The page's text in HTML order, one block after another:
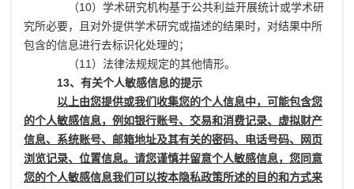
（10）学术研究机构基于公共利益开展统计或学术研
究所必要，且对外提供学术研究或描述的结果时，对结果中所
包含的信息进行去标识化处理的；
（11）法律法规规定的其他情形。
13、有关个人敏感信息的提示
以上由您提供或我们收集您的个人信息中，可能包含您
的个人敏感信息，例如银行账号、交易和消费记录、虚拟财产
信息、系统账号、邮箱地址及其有关的密码、电话号码、网页
浏览记录、位置信息。请您谨慎并留意个人敏感信息，您同意
您的个人敏感信息我们可以按本隐私政策所述的目的和方式来